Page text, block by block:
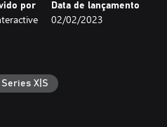
é feito sob medida para
suspense e emoção — tudo
compositor Sander Van
última geração e gráficos
Engine.
por Data de lançamento
02/02/2023
Series X|S